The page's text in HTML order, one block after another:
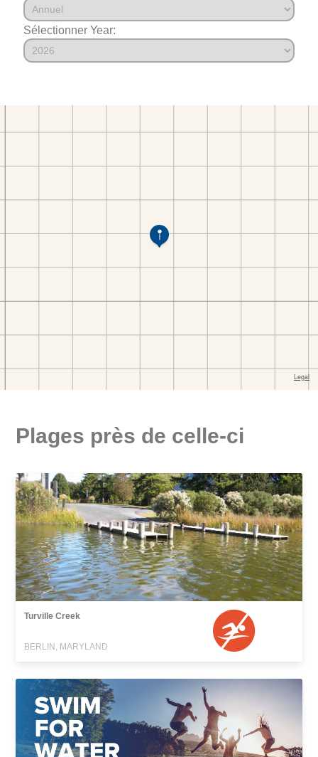
Sélectionner Year:
Plages près de celle-ci
Turville Creek
BERLIN, MARYLAND